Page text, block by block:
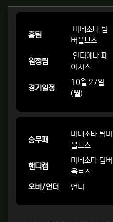
본문
홈팀
미네소타 팀
버울브스
원정팀
인디애나 페
이서스
경기일정
10월 27일
(월)
승무패
미네소타 팀버
울브스
핸디캡
미네소타 팀버
울브스
오버/언더 언더